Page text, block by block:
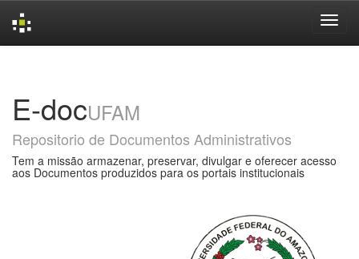
E-docUFAM
Repositorio de Documentos Administrativos
Tem a missão armazenar, preservar, divulgar e oferecer acesso
aos Documentos produzidos para os portais institucionais